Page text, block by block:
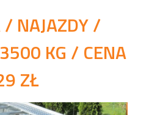
NAJAZDY /
KG / CENA
ZŁ